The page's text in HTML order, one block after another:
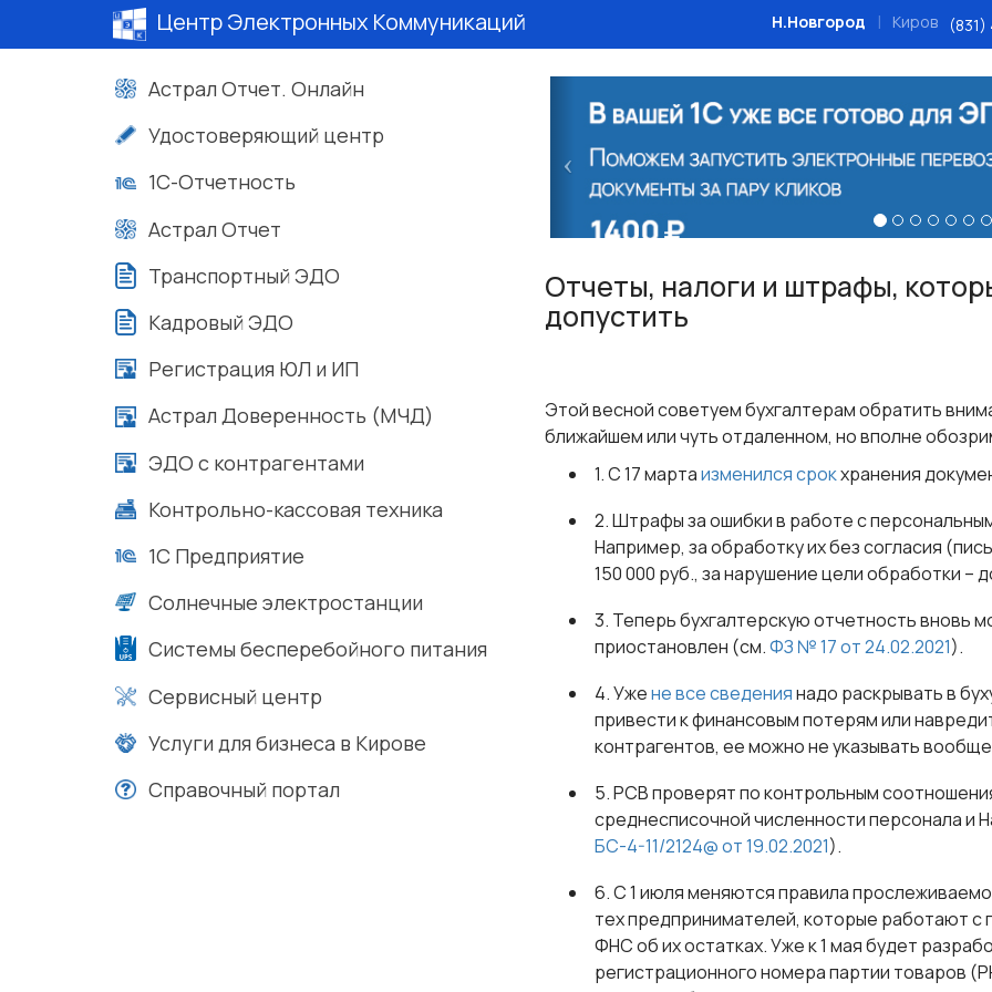
Центр Электронных Коммуникаций Н.Новгород | Киров
Астрал Отчет. Онлайн
Удостоверяющий центр
1С-Отчетность
Астрал Отчет
Транспортный ЭДО
Кадровый ЭДО
Регистрация ЮЛ и ИП
Астрал Доверенность (МЧД)
ЭДО с контрагентами
Контрольно-кассовая техника
1С Предприятие
Солнечные электростанции
Системы бесперебойного питания
Сервисный центр
Услуги для бизнеса в Кирове
Справочный портал
Назад
Отчеты, налоги и штрафы,
допустить
Этой весной советуем бухгалтерам обратить
ближайшем или чуть отдаленном, но вполне
1. С 17 мартаизменился срокхранения
2. Штрафы за ошибки в работе с
Например, за обработку их без согласия
150 000 руб., за нарушение цели обработки –
3. Теперь бухгалтерскую отчетность вновь
приостановлен (см.ФЗ № 17 от 24.02.2021).
4. Ужене все сведениянадо раскрывать в
привести к финансовым потерям или
контрагентов, ее можно не указывать
5. РСВ проверят по контрольным
среднесписочной численности персонала и
БС-4-11/2124@ от 19.02.2021).
6. С 1 июля меняются правила
тех предпринимателей, которые работают
ФНС об их остатках. Уже к 1 мая будет
регистрационного номера партии товаров